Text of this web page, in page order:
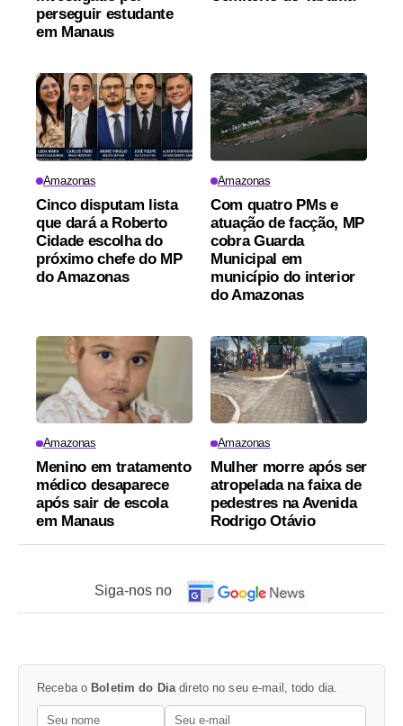
perseguir estudante
em Manaus
Amazonas
Cinco disputam lista
que dará a Roberto
Cidade escolha do
próximo chefe do MP
do Amazonas
Amazonas
Com quatro PMs e
atuação de facção, MP
cobra Guarda
Municipal em
município do interior
do Amazonas
Amazonas
Menino em tratamento
médico desaparece
após sair de escola
em Manaus
Amazonas
Mulher morre após ser
atropelada na faixa de
pedestres na Avenida
Rodrigo Otávio
Siga-nos no
Receba o Boletim do Diadireto no seu e-mail, todo dia.